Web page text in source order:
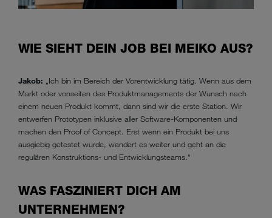
WIE SIEHT DEIN JOB BEI MEIKO AUS?
Jakob: „Ich bin im Bereich der Vorentwicklung tätig. Wenn aus dem
Markt oder vonseiten des Produktmanagements der Wunsch nach
einem neuen Produkt kommt, dann sind wir die erste Station. Wir
entwerfen Prototypen inklusive aller Software-Komponenten und
machen den Proof of Concept. Erst wenn ein Produkt bei uns
ausgiebig getestet wurde, wandert es weiter und geht an die
regulären Konstruktions- und Entwicklungsteams.“
WAS FASZINIERT DICH AM
UNTERNEHMEN?